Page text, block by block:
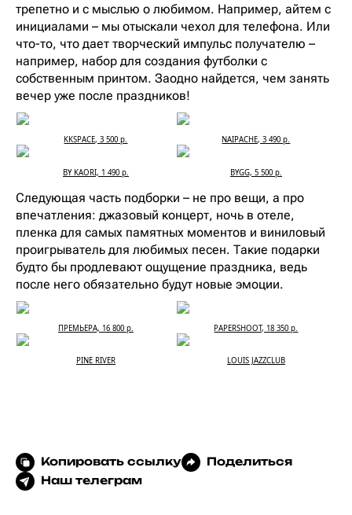
трепетно и с мыслью о любимом. Например, айтем с
инициалами – мы отыскали чехол для телефона. Или
что-то, что дает творческий импульс получателю –
например, набор для создания футболки с
собственным принтом. Заодно найдется, чем занять
вечер уже после праздников!
KKSPACE, 3 500 р. NAIPACHE, 3 490 р.
BY KAORI, 1 490 р. BYGG, 5 500 р.
Следующая часть подборки – не про вещи, а про
впечатления: джазовый концерт, ночь в отеле,
пленка для самых памятных моментов и виниловый
проигрыватель для любимых песен. Такие подарки
будто бы продлевают ощущение праздника, ведь
после него обязательно будут новые эмоции.
ПРЕМЬЕРА, 16 800 р. PAPERSHOOT, 18 350 р.
PINE RIVER LOUIS JAZZCLUB
Копировать ссылку
Поделиться
Наш телеграм